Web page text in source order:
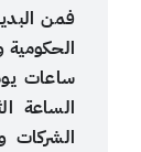
فمن
ساعات
الساعة
الشركات